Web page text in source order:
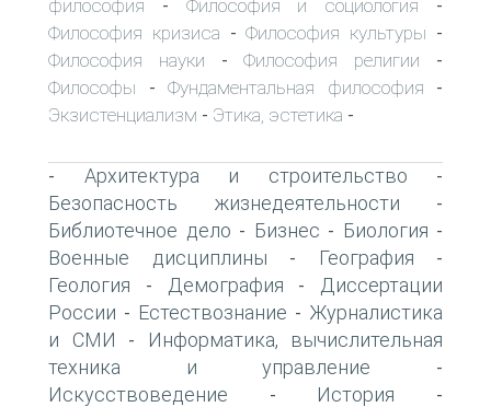
философия - Философия и социология -
Философия кризиса -Философия культуры -
Философия науки -Философия религии -
Философы - Фундаментальная философия -
Экзистенциализм - Этика, эстетика -
- Архитектура и строительство -
Безопасность жизнедеятельности -
Библиотечное дело - Бизнес - Биология -
Военные дисциплины - География -
Геология - Демография -
Диссертации
России - Естествознание - Журналистика
и СМИ -
Информатика, вычислительная
техника и управление -
Искусствоведение - История -